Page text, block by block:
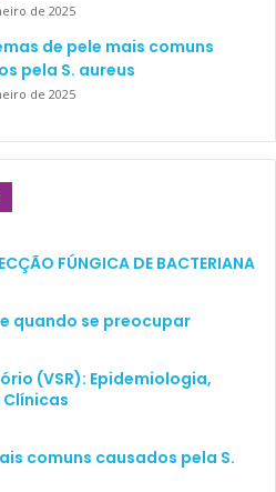
de 2025
de pele mais comuns
pela S. aureus
de 2025
FÚNGICA DE BACTERIANA
quando se preocupar
(VSR): Epidemiologia,
comuns causados pela S.